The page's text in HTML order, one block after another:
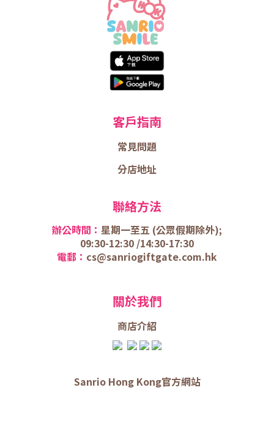
客戶指南
常見問題
分店地址
聯絡方法
辦公時間： 星期一至五 (公眾假期除外);
09:30-12:30 /14:30-17:30
電郵： cs@sanriogiftgate.com.hk
關於我們
商店介紹
Sanrio Hong Kong官方網站